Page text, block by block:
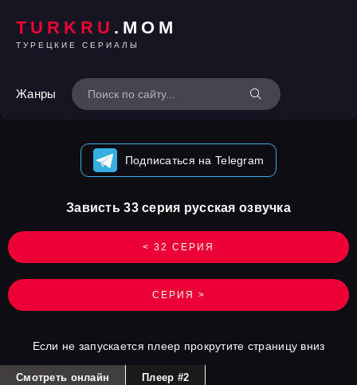
TURKRU .MOM
ТУРЕЦКИЕ СЕРИАЛЫ
Жанры
Подписаться на Telegram
< 32 СЕРИЯ
Зависть 33 серия русская озвучка
СЕРИЯ >
Если не запускается плеер прокрутите страницу вниз
Смотреть онлайн Плеер #2